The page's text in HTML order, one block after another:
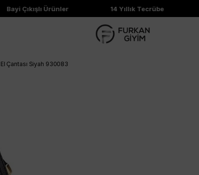
Bayi Çıkışlı Ürünler 14 Yıllık Tecrübe
Çantası Siyah 930083